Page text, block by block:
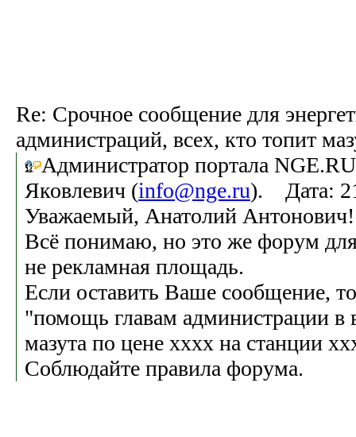
Re: Срочное сообщение для
администраций, всех, кто топит
Администратор портала
Яковлевич (info@nge.ru). Дата:
Уважаемый, Анатолий Антонович!
Всё понимаю, но это же форум
не рекламная площадь.
Если оставить Ваше сообщение,
"помощь главам администрации в
мазута по цене хххх на станции
Соблюдайте правила форума.